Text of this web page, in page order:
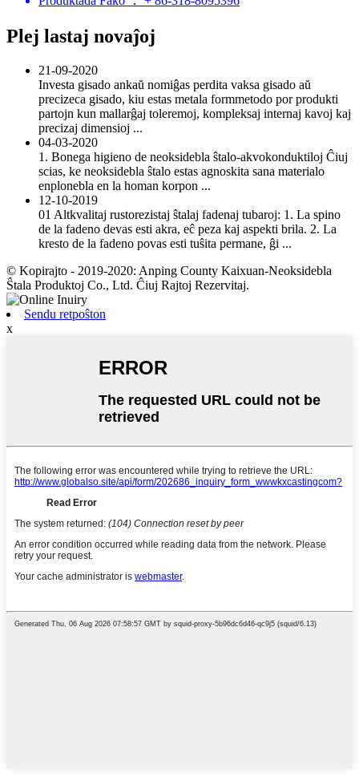
Plej lastaj novaĵoj
21-09-2020
Investa gisado ankaŭ nomiĝas perdita vaksa gisado aŭ
precizeca gisado, kiu estas metala formmetodo por produkti
partojn kun mallarĝaj toleremoj, kompleksaj internaj kavoj kaj
precizaj dimensioj ...
04-03-2020
1. Bonega higieno de neoksidebla ŝtalo-akvokonduktiloj Ĉiuj
scias, ke neoksidebla ŝtalo estas agnoskita sana materialo
enplonebla en la homan korpon ...
12-10-2019
01 Altkvalitaj rustorezistaj ŝtalaj fadenaj tubaroj: 1. La spino
de la fadeno devas esti akra, eĉ peza kaj aspekti brila. 2. La
kresto de la fadeno povas esti tuŝita permane, ĝi ...
© Kopirajto - 2019-2020: Anping County Kaixuan-Neoksidebla
Ŝtala Produktoj Co., Ltd. Ĉiuj Rajtoj Rezervitaj.
Sendu retpoŝton
x